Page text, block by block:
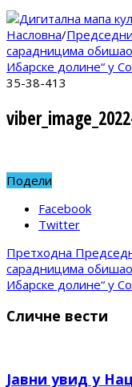
Насловна/
сарадницима
Ибарске долине“ у
35-38-413
Подели
Facebook
Twitter
Претходна
сарадницима
Ибарске долине“ у
Сличне вести
Јавни увид у